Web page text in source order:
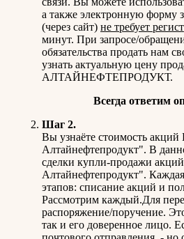
а также электронную форму
(через сайт) не требует
минут. При запросе/
обязательства продать нам
узнать актуальную цену
АЛТАЙНЕФТЕПРОДУКТ.
Всегда ответим
Шаг 2.
Вы узнаёте стоимость
Алтайнефтепродукт". В
сделки купли-продажи
Алтайнефтепродукт".
этапов: списание акций и
Рассмотрим каждый.Для
распоряжение/поручение.
так и его доверенное лицо.